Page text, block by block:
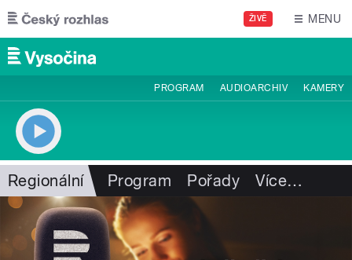
Přejít k hlavnímu obsahu
ŽIVĚ MENU
PROGRAM AUDIOARCHIV KAMERY
Regionální Program Pořady Více…